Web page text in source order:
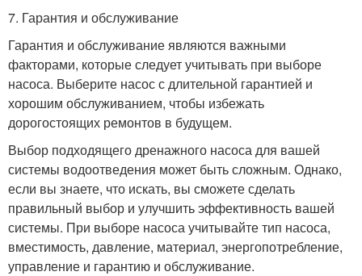
7. Гарантия и обслуживание
Гарантия и обслуживание являются важными
факторами, которые следует учитывать при выборе
насоса. Выберите насос с длительной гарантией и
хорошим обслуживанием, чтобы избежать
дорогостоящих ремонтов в будущем.
Выбор подходящего дренажного насоса для вашей
системы водоотведения может быть сложным. Однако,
если вы знаете, что искать, вы сможете сделать
правильный выбор и улучшить эффективность вашей
системы. При выборе насоса учитывайте тип насоса,
вместимость, давление, материал, энергопотребление,
управление и гарантию и обслуживание.